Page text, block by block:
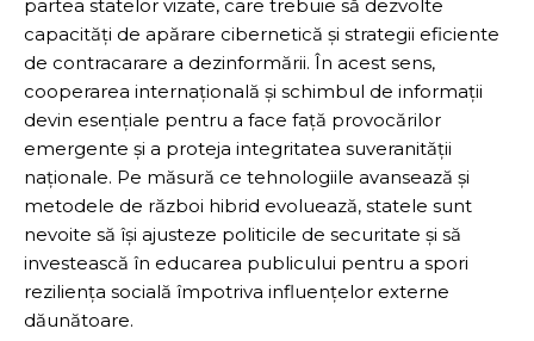
partea statelor vizate, care trebuie să dezvolte
capacități de apărare cibernetică și strategii eficiente
de contracarare a dezinformării. În acest sens,
cooperarea internațională și schimbul de informații
devin esențiale pentru a face față provocărilor
emergente și a proteja integritatea suveranității
naționale. Pe măsură ce tehnologiile avansează și
metodele de război hibrid evoluează, statele sunt
nevoite să își ajusteze politicile de securitate și să
investească în educarea publicului pentru a spori
reziliența socială împotriva influențelor externe
dăunătoare.